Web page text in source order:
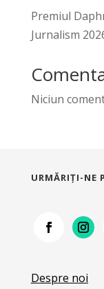
Premiul
Jurnalism
Niciun
URMĂRIŢI-NE
Despre noi